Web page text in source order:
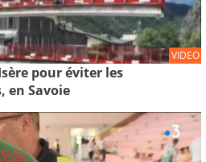
VIDEO
pour éviter les
en Savoie